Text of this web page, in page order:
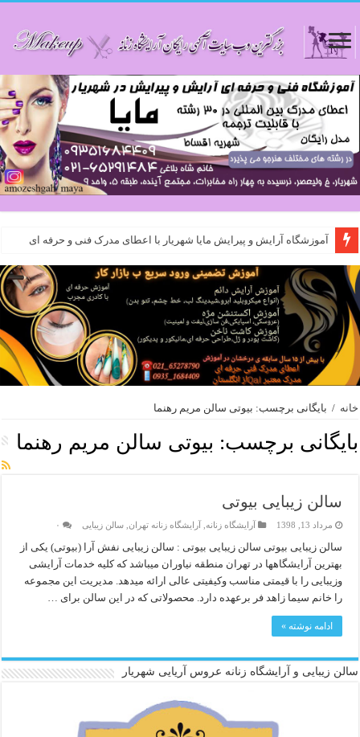
آموزشگاه آرایش و پیرایش مایا شهریار با اعطای مدرک فنی و حرفه ای
خانه / بایگانی برچسب: بیوتی سالن مریم رهنما
بایگانی برچسب: بیوتی سالن مریم رهنما
سالن زیبایی بیوتی
مرداد 13, 1398 آرایشگاه زنانه ,آرایشگاه زنانه تهران ,سالن زیبایی ۰
سالن زیبایی بیوتی سالن زیبایی بیوتی : سالن زیبایی نفش آرا (بیوتی) یکی از
بهترین آرایشگاهها در تهران منطقه نیاوران میباشد که کلیه خدمات آرایشی
وزیبایی را با قیمتی مناسب وکیفیتی عالی ارائه میدهد. مدیریت این مجموعه
را خانم سیما زاهد فر برعهده دارد. محصولاتی که در این سالن برای …
ادامه نوشته »
سالن زیبایی و آرایشگاه زنانه عروس آریایی شهریار